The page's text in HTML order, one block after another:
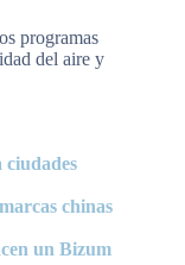
programas
del aire y
ciudades
chinas
un Bizum